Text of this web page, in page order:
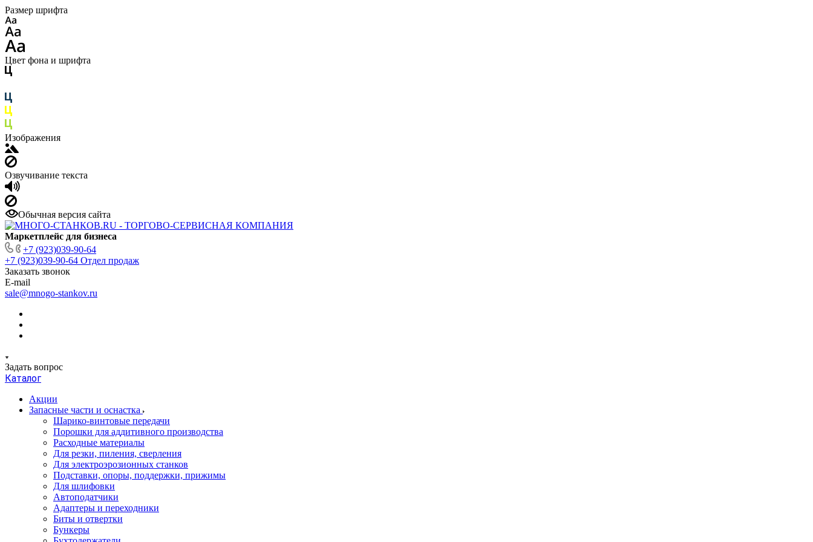
Размер шрифта
Цвет фона и шрифта
Изображения
Озвучивание текста
Обычная версия сайта
Маркетплейс для бизнеса
+7 (923)039-90-64
+7 (923)039-90-64 Отдел продаж
Заказать звонок
E-mail
sale@mnogo-stankov.ru
Задать вопрос
Каталог
Акции
Запасные части и оснастка
Шарико-винтовые передачи
Порошки для аддитивного производства
Расходные материалы
Для резки, пиления, сверления
Для электроэрозионных станков
Подставки, опоры, поддержки, прижимы
Для шлифовки
Автоподатчики
Адаптеры и переходники
Биты и отвертки
Бункеры